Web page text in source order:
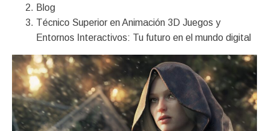
Blog
Técnico Superior en Animación 3D Juegos y
Entornos Interactivos: Tu futuro en el mundo digital